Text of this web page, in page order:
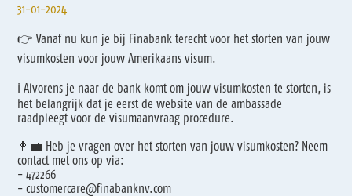
31-01-2024
👉 Vanaf nu kun je bij Finabank terecht voor het storten van jouw
visumkosten voor jouw Amerikaans visum.
ℹ️ Alvorens je naar de bank komt om jouw visumkosten te storten, is
het belangrijk dat je eerst de website van de ambassade
raadpleegt voor de visumaanvraag procedure.
👩‍💼 Heb je vragen over het storten van jouw visumkosten? Neem
contact met ons op via:
- 472266
- customercare@finabanknv.com